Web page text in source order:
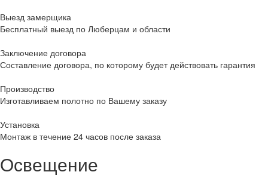
Выезд замерщика
Бесплатный выезд по Люберцам и области
Заключение договора
Составление договора, по которому будет действовать гарантия
Производство
Изготавливаем полотно по Вашему заказу
Установка
Монтаж в течение 24 часов после заказа
Освещение